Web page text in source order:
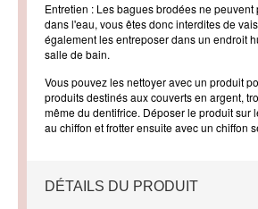
Entretien : Les bagues brodées ne
dans l'eau, vous êtes donc interdites de
également les entreposer dans un endroit
salle de bain.
Vous pouvez les nettoyer avec un produit
produits destinés aux couverts en argent,
même du dentifrice. Déposer le produit sur
au chiffon et frotter ensuite avec un chiffon
DÉTAILS DU PRODUIT